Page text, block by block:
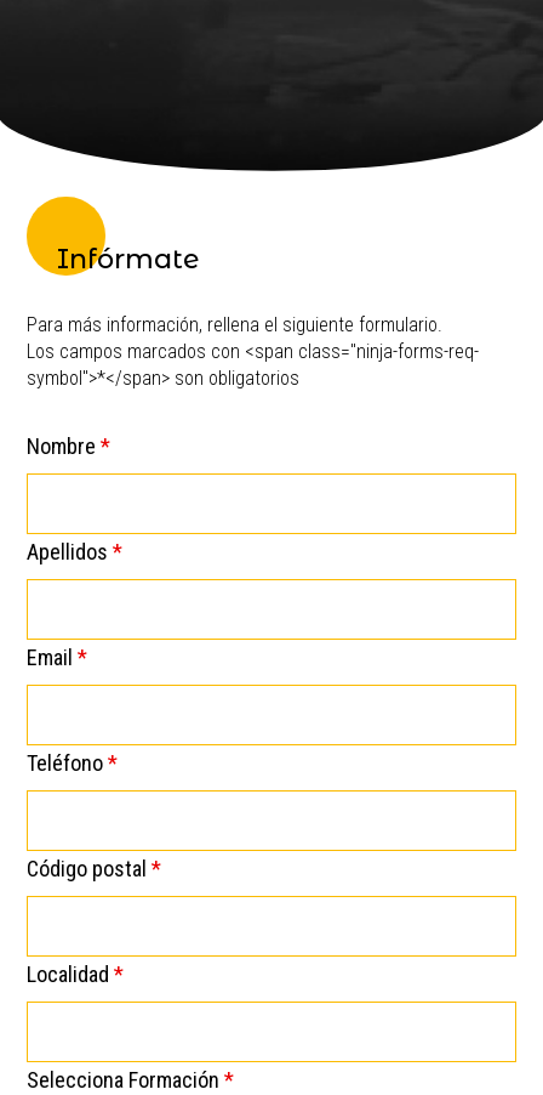
Infórmate
Para más información, rellena el siguiente formulario.
Los campos marcados con <span class="ninja-forms-req-
symbol">*</span> son obligatorios
Nombre*
Apellidos*
Email*
Teléfono*
Código postal*
Localidad*
Selecciona Formación*